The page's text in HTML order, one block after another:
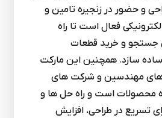
و حضور در زنجیره تامین و
فعال است تا راه
جستجو و خرید قطعات
ساده سازد. همچنین این مارکت
مهندسین و شرکت های
محصولات است و راه حل ها و
تسریع در طراحی، افزایش